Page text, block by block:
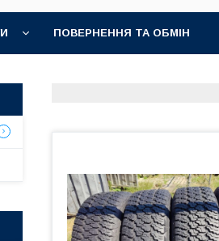
ПОВЕРНЕННЯ ТА ОБМІН